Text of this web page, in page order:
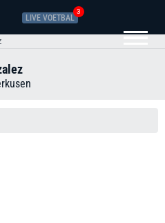
LIVE VOETBAL
3